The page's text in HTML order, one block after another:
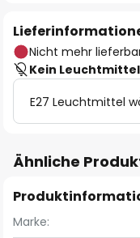
Nicht mehr
Kein Leuchtmittel
E27 Leuchtmittel
Ähnliche
Marke: